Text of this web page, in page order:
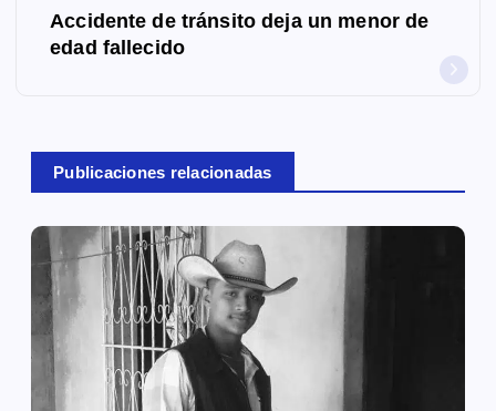
ó
e
Accidente de tránsito deja un menor de
edad fallecido
Publicaciones relacionadas